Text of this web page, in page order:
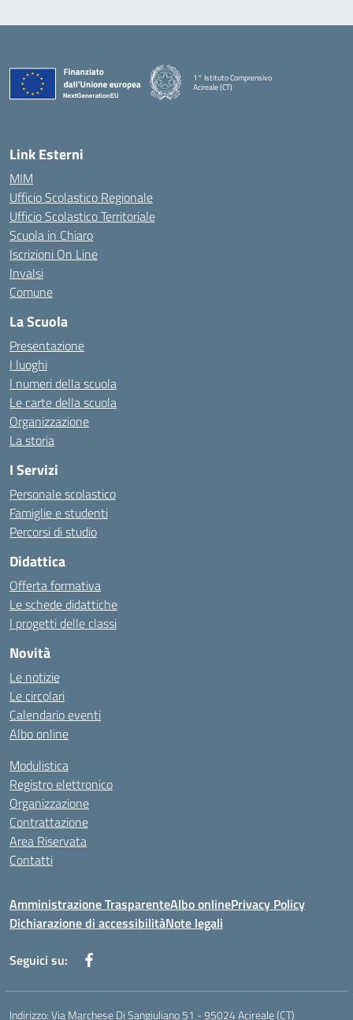
1° Istituto Comprensivo
Acireale (CT)
Link Esterni
MIM
Ufficio Scolastico Regionale
Ufficio Scolastico Territoriale
Scuola in Chiaro
Iscrizioni On Line
Invalsi
Comune
La Scuola
Presentazione
I luoghi
I numeri della scuola
Le carte della scuola
Organizzazione
La storia
I Servizi
Personale scolastico
Famiglie e studenti
Percorsi di studio
Didattica
Offerta formativa
Le schede didattiche
I progetti delle classi
Novità
Le notizie
Le circolari
Calendario eventi
Albo online
Modulistica
Registro elettronico
Organizzazione
Contrattazione
Area Riservata
Contatti
Amministrazione TrasparenteAlbo onlinePrivacy Policy
Dichiarazione di accessibilitàNote legali
Seguici su:
Indirizzo:Via Marchese Di Sangiuliano 51 - 95024 Acireale (CT)